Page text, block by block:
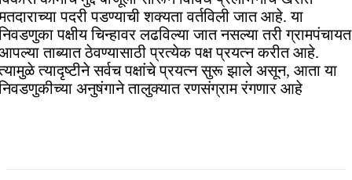
पदरी पडण्याची शक्यता वर्तविली जात आहे. या
पक्षीय चिन्हावर लढविल्या जात नसल्या तरी ग्रामपंचायत
ताब्यात ठेवण्यासाठी प्रत्येक पक्ष प्रयत्न करीत आहे.
त्यादृष्टीने सर्वच पक्षांचे प्रयत्न सुरू झाले असून, आता या
अनुषंगाने तालुक्यात रणसंग्राम रंगणार आहे